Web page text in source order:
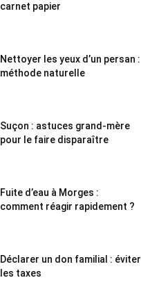
carnet papier
Nettoyer les yeux d’un persan :
méthode naturelle
Suçon : astuces grand-mère
pour le faire disparaître
Fuite d’eau à Morges :
comment réagir rapidement ?
Déclarer un don familial : éviter
les taxes